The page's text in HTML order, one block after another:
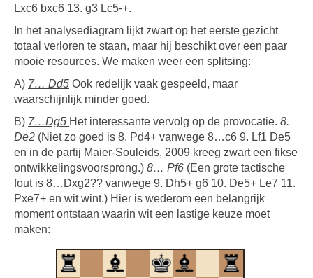
Lxc6 bxc6 13. g3 Lc5-+.
In het analysediagram lijkt zwart op het eerste gezicht
totaal verloren te staan, maar hij beschikt over een paar
mooie resources. We maken weer een splitsing:
A) 7… Dd5 Ook redelijk vaak gespeeld, maar
waarschijnlijk minder goed.
B) 7…Dg5 Het interessante vervolg op de provocatie. 8.
De2 (Niet zo goed is 8. Pd4+ vanwege 8…c6 9. Lf1 De5
en in de partij Maier-Souleids, 2009 kreeg zwart een fikse
ontwikkelingsvoorsprong.) 8… Pf6 (Een grote tactische
fout is 8…Dxg2?? vanwege 9. Dh5+ g6 10. De5+ Le7 11.
Pxe7+ en wit wint.) Hier is wederom een belangrijk
moment ontstaan waarin wit een lastige keuze moet
maken: